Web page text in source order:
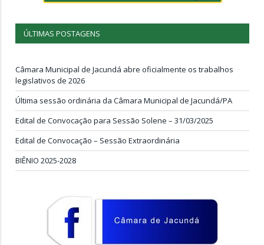
ÚLTIMAS POSTAGENS
Câmara Municipal de Jacundá abre oficialmente os trabalhos
legislativos de 2026
Última sessão ordinária da Câmara Municipal de Jacundá/PA
Edital de Convocação para Sessão Solene – 31/03/2025
Edital de Convocação – Sessão Extraordinária
BIÊNIO 2025-2028